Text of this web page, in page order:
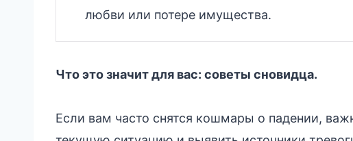
любви или потере имущества.
Что это значит для вас: советы сновидца.
Если вам часто снятся кошмары о падении,